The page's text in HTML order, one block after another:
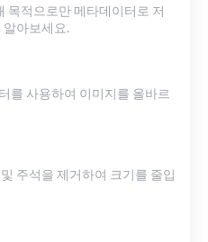
목적으로만 메타데이터로 저
알아보세요.
를 사용하여 이미지를 올바르
주석을 제거하여 크기를 줄입